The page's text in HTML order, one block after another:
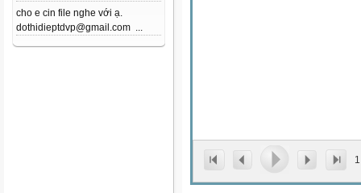
cho e cin file nghe với ạ.
dothidieptdvp@gmail.com ...
1